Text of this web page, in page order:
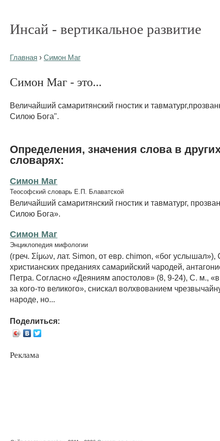
Инсай - вертикальное развитие
Главная › Симон Маг
Симон Маг - это...
Величайший самаритянский гностик и
Силою Бога".
Определения, значения слова в
словарях:
Симон Маг
Теософский словарь Е.П. Блаватской
Величайший самаритянский гностик и тавматург,
Силою Бога».
Симон Маг
Энциклопедия мифологии
(греч. Σίμων, лат. Simon, от евр. chimon, «бог
христианских преданиях самарийский чародей,
Петра. Согласно «Деяниям апостолов» (8, 9-24), С. м.,
за кого-то великого», снискал волхвованием
народе, но...
Поделиться:
Реклама